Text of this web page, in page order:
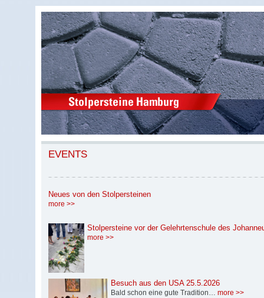
EVENTS
Neues von den Stolpersteinen
more >>
Stolpersteine vor der Gelehrtenschule des
more >>
Besuch aus den USA 25.5.2026
Bald schon eine gute Tradition… more >>